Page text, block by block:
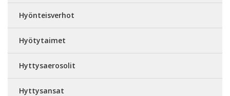
Hyönteisverhot
Hyötytaimet
Hyttysaerosolit
Hyttysansat